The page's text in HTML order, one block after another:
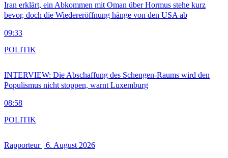
Iran erklärt, ein Abkommen mit Oman über Hormus stehe kurz
bevor, doch die Wiedereröffnung hänge von den USA ab
09:33
INTERVIEW: Die Abschaffung des Schengen-Raums wird den
Populismus nicht stoppen, warnt Luxemburg
08:58
POLITIK
Rapporteur | 6. August 2026
POLITIK